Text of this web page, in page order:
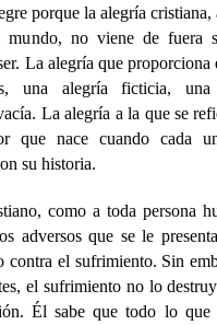
porque la alegría
mundo, no viene de fuera
La alegría que proporciona
una alegría ficticia, una
La alegría a la que se
que nace cuando cada
su historia.
como a toda persona
adversos que se le
contra el sufrimiento. Sin
el sufrimiento no lo
Él sabe que todo lo que